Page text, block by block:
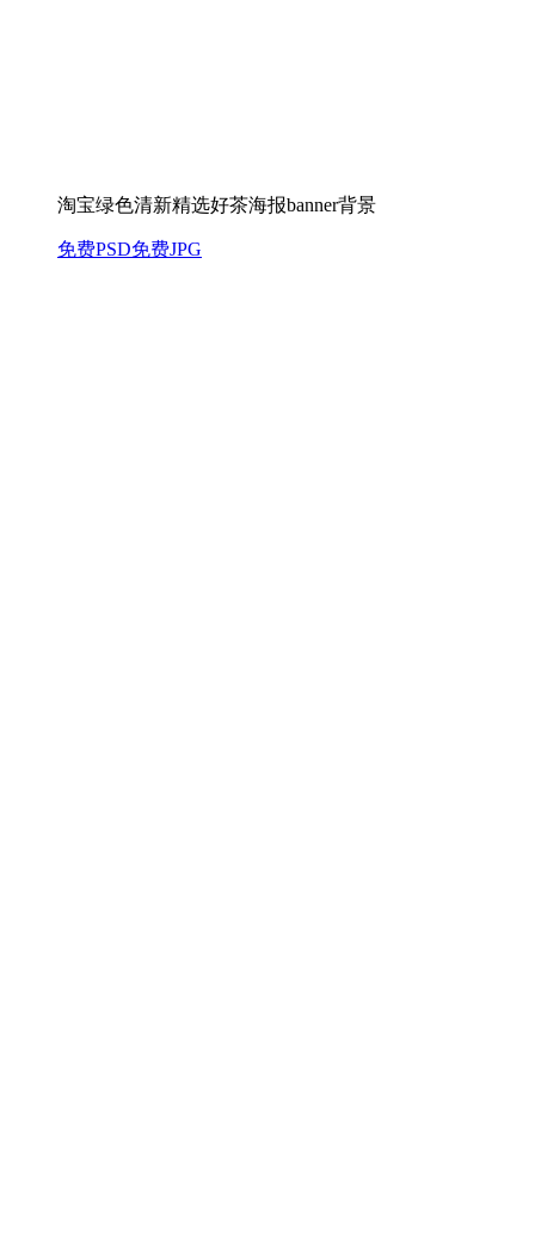
淘宝绿色清新精选好茶海报banner背景
免费PSD免费JPG